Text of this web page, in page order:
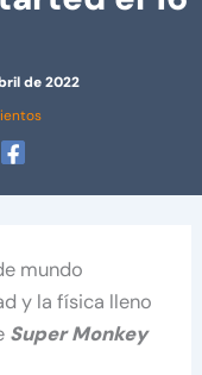
de 2022
mundo
y la física lleno
Super Monkey